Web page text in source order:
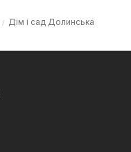
Дім і сад Долинська